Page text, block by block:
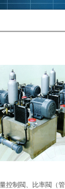
控制閥、比率閥（